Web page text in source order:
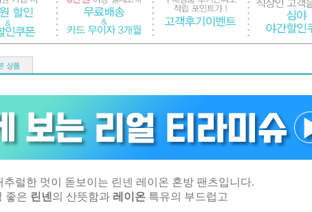
추럴한 멋이 돋보이는 린넨 레이온 혼방 팬츠입니다.
좋은 린넨 의 산뜻함과 레이온 특유의 부드럽고